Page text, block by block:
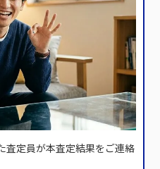
査定員が本査定結果をご連絡